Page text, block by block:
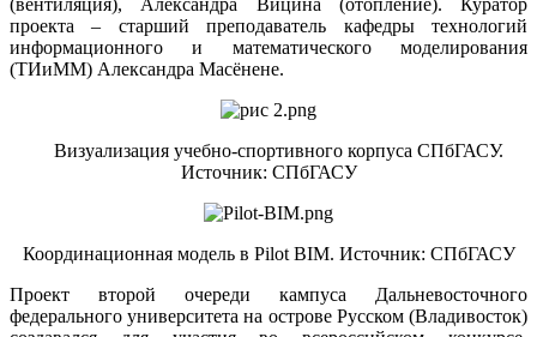
проекта – старший преподаватель кафедры технологий
информационного и математического моделирования
(ТИиММ) Александра Масёнене.
Визуализация учебно-спортивного корпуса СПбГАСУ.
Источник: СПбГАСУ
Координационная модель в Pilot BIM. Источник: СПбГАСУ
Проект второй очереди кампуса Дальневосточного
федерального университета на острове Русском (Владивосток)